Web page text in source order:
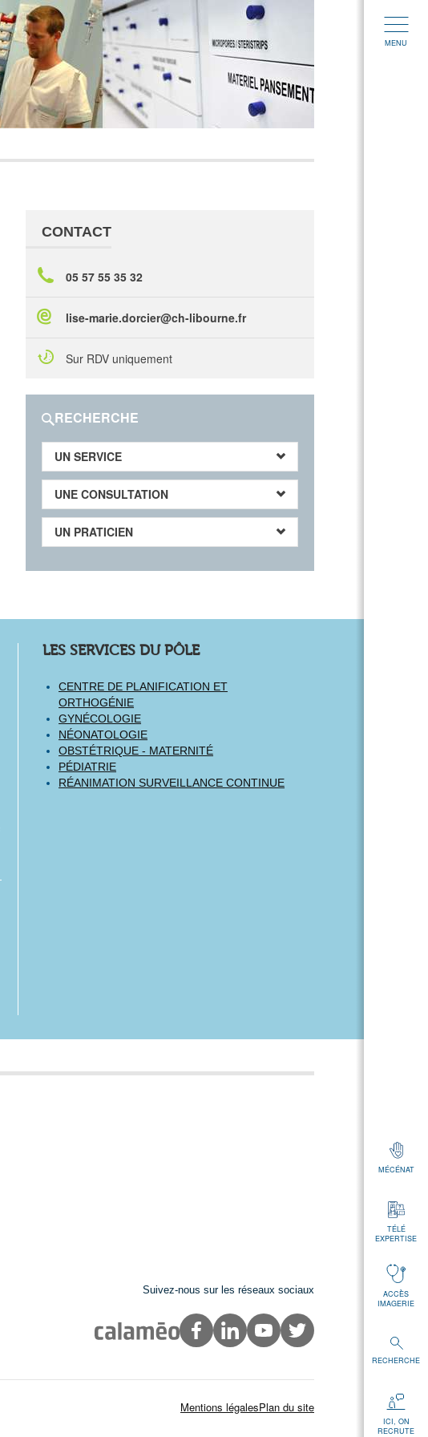
MENU
MÉCÉNAT
TÉLÉ
EXPERTISE
ACCÈS
IMAGERIE
RECHERCHE
ICI, ON
RECRUTE
CONTACT
05 57 55 35 32
lise-marie.dorcier@ch-libourne.fr
Sur RDV uniquement
RECHERCHE
UN SERVICE
UNE CONSULTATION
UN PRATICIEN
LES SERVICES DU PÔLE
CENTRE DE PLANIFICATION ET
ORTHOGÉNIE
GYNÉCOLOGIE
NÉONATOLOGIE
OBSTÉTRIQUE - MATERNITÉ
PÉDIATRIE
RÉANIMATION SURVEILLANCE CONTINUE
Suivez-nous sur les réseaux sociaux
Mentions légalesPlan du site